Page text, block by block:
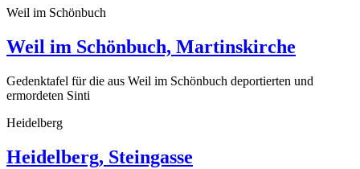
Weil im Schönbuch
Weil im Schönbuch, Martinskirche
Gedenktafel für die aus Weil im Schönbuch deportierten und
ermordeten Sinti
Heidelberg
Heidelberg, Steingasse